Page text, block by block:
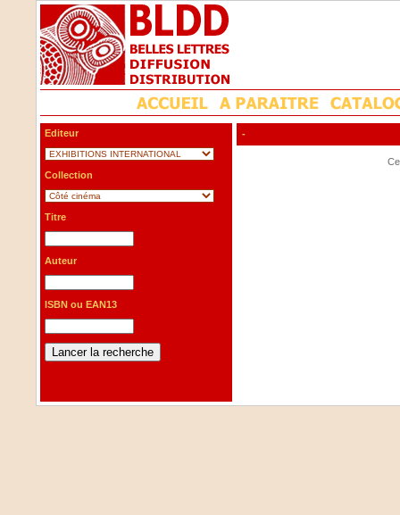
Editeur
Collection
Titre
Auteur
ISBN ou EAN13
-